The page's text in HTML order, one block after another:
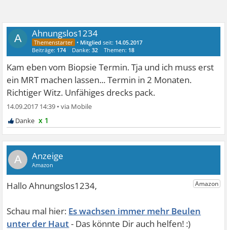
A Ahnungslos1234
• Mitglied seit: 14.05.2017
Beiträge: 174 Danke:32 Themen: 18
Kam eben vom Biopsie Termin. Tja und ich muss erst
ein MRT machen lassen... Termin in 2 Monaten.
Richtiger Witz. Unfähiges drecks pack.
14.09.2017 14:39 •
x 1
A
Es wachsen immer mehr Beulen
unter der Haut